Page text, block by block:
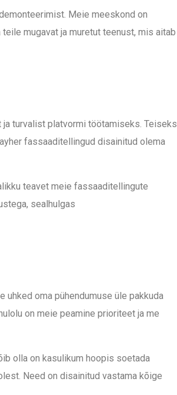
Meie meeskond on
mugavat ja muretut teenust, mis aitab
turvalist platvormi töötamiseks. Teiseks
fassaaditellingud disainitud olema
teavet meie fassaaditellingute
sealhulgas
uhked oma pühendumuse üle pakkuda
on meie peamine prioriteet ja me
olla on kasulikum hoopis soetada
Need on disainitud vastama kõige